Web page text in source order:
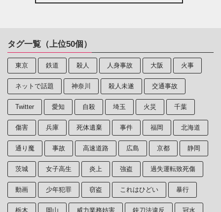
タグ一覧（上位50個）
東京 鉄道 殺人 人身事故 大阪 火事
ネットで話題 神奈川 殺人未遂 交通事故
Twitter 愛知 自殺 埼玉 火災 千葉
傷害 兵庫 死体遺棄 事件 福岡 北海道
通り魔 事故 高速道路 広島 京都 静岡
茨城 女子高生 炎上 強盗 過失運転致死傷
動画 少年犯罪 窃盗 これはひどい 暴行
栃木 岡山 威力業務妨害 銃刀法違反 冠水